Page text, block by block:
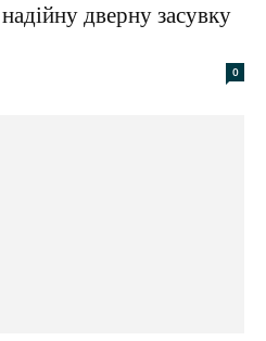
дверну засувку
0